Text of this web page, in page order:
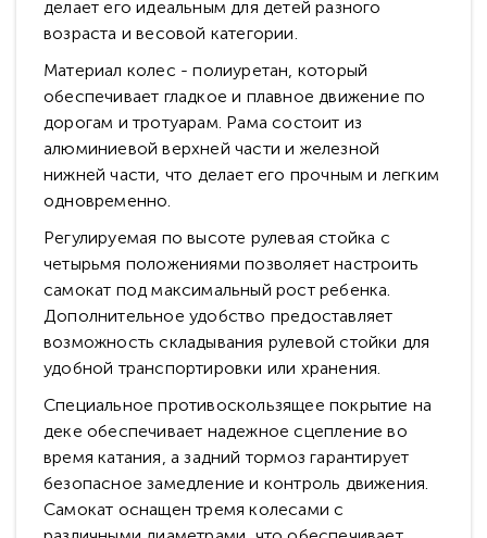
делает его идеальным для детей разного
возраста и весовой категории.
Материал колес - полиуретан, который
обеспечивает гладкое и плавное движение по
дорогам и тротуарам. Рама состоит из
алюминиевой верхней части и железной
нижней части, что делает его прочным и легким
одновременно.
Регулируемая по высоте рулевая стойка с
четырьмя положениями позволяет настроить
самокат под максимальный рост ребенка.
Дополнительное удобство предоставляет
возможность складывания рулевой стойки для
удобной транспортировки или хранения.
Специальное противоскользящее покрытие на
деке обеспечивает надежное сцепление во
время катания, а задний тормоз гарантирует
безопасное замедление и контроль движения.
Самокат оснащен тремя колесами с